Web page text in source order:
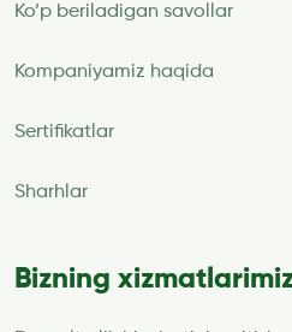
Ko’p beriladigan savollar
Kompaniyamiz haqida
Sertifikatlar
Sharhlar
Bizning